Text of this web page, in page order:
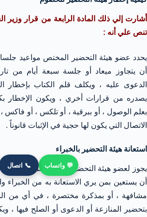
أشارت إلي ذلك المادة الرابعة من قرار وزير
تنص علي أنه :
يحدد عضو هيئة التحضير المختص مواعيد
أن يتجاوز ميعاد أو جلسة سبعة أيام من
الدعوى عليه ، ويكلف قلم الكتاب بإخطار
يصدره من قرارات أخري ، ويكون
بعلم الوصول ، أو ببرقية ، أو تلكس ، أو
الاتصال التي يكون لها حجية في الإثبات قانوناً .
استعانة هيئة التحضير بالخبراء
يجوز لعضو هيئة التحضير – طبقاً للمادة
أن يستعين بمن يري الاستعانة به من الخبراء
مشافهة ، أو بمذكرة مختصرة ، في أي من
بتحضير المنازعة أو الدعوى أو الصلح فيها ،
💬 واتساب 📞 اتصال